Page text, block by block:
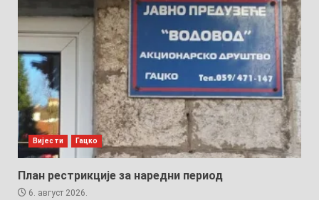
Вијести Гацко
План рестрикције за наредни период
6. август 2026.